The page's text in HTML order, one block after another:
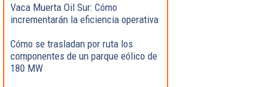
Vaca Muerta Oil Sur: Cómo
incrementarán la eficiencia operativa
Cómo se trasladan por ruta los
componentes de un parque eólico de
180 MW